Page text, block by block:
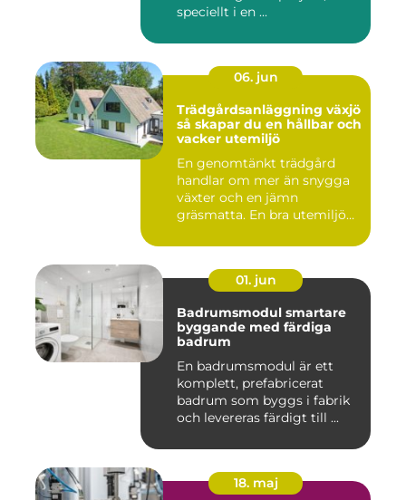
speciellt i en ...
06. jun
Trädgårdsanläggning växjö
så skapar du en hållbar och
vacker utemiljö
En genomtänkt trädgård
handlar om mer än snygga
växter och en jämn
gräsmatta. En bra utemiljö
01. jun
Badrumsmodul smartare
byggande med färdiga
badrum
En badrumsmodul är ett
komplett, prefabricerat
badrum som byggs i fabrik
och levereras färdigt till ...
18. maj